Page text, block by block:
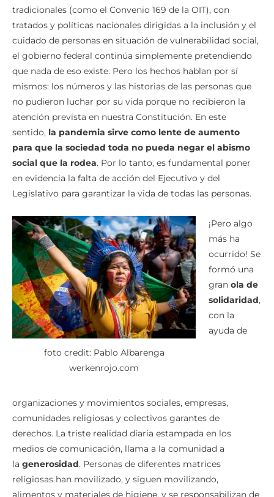
tradicionales (como el Convenio 169 de la OIT), con
tratados y políticas nacionales dirigidas a la inclusión y el
cuidado de personas en situación de vulnerabilidad social,
el gobierno federal continúa simplemente pretendiendo
que nada de eso existe. Pero los hechos hablan por sí
mismos: los números y las historias de las personas que
no pudieron luchar por su vida porque no recibieron la
atención prevista en nuestra Constitución. En este
sentido, la pandemia sirve como lente de aumento
para que la sociedad toda no pueda negar el abismo
social que la rodea. Por lo tanto, es fundamental poner
en evidencia la falta de acción del Ejecutivo y del
Legislativo para garantizar la vida de todas las personas.
foto credit: Pablo Albarenga
werkenrojo.com
¡Pero algo
más ha
ocurrido! Se
formó una
gran ola de
solidaridad,
con la
ayuda de
organizaciones y movimientos sociales, empresas,
comunidades religiosas y colectivos garantes de
derechos. La triste realidad diaria estampada en los
medios de comunicación, llama a la comunidad a
la generosidad. Personas de diferentes matrices
religiosas han movilizado, y siguen movilizando,
alimentos y materiales de higiene, y se responsabilizan de